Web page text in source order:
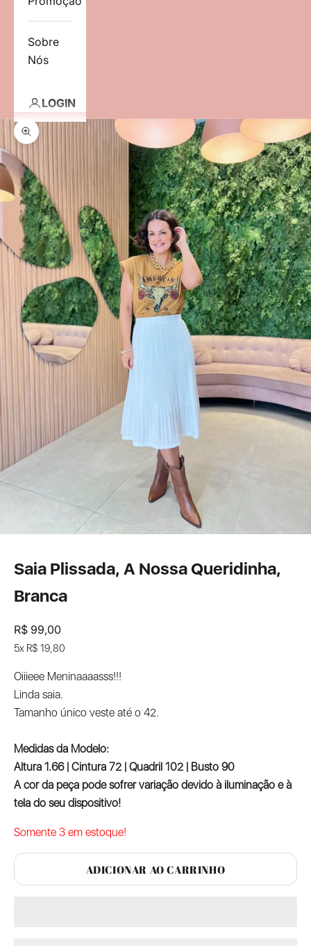
Sobre
Nós
LOGIN
Zoom na imagem
Saia Plissada, A Nossa Queridinha,
Branca
Preço promocional
R$ 99,00
5x R$ 19,80
Oiiieee Meninaaaasss!!!
Linda saia.
Tamanho único veste até o 42.
Medidas da Modelo:
Altura 1.66 | Cintura 72 | Quadril 102 | Busto 90
A cor da peça pode sofrer variação devido à iluminação e à
tela do seu dispositivo!
Somente 3 em estoque!
ADICIONAR AO CARRINHO